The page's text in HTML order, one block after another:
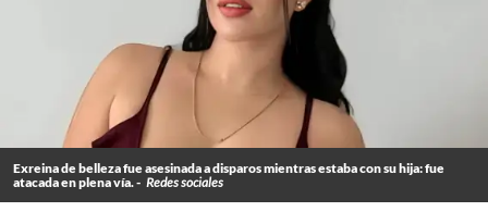
Exreina de belleza fue asesinada a disparos mientras estaba con su hija: fue
atacada en plena vía. - Redes sociales